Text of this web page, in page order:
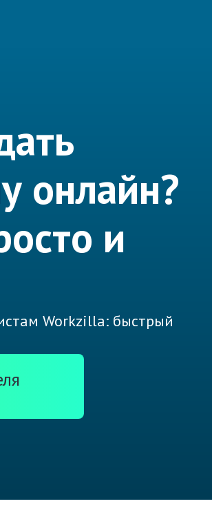
онлайн?
и
Workzilla: быстрый